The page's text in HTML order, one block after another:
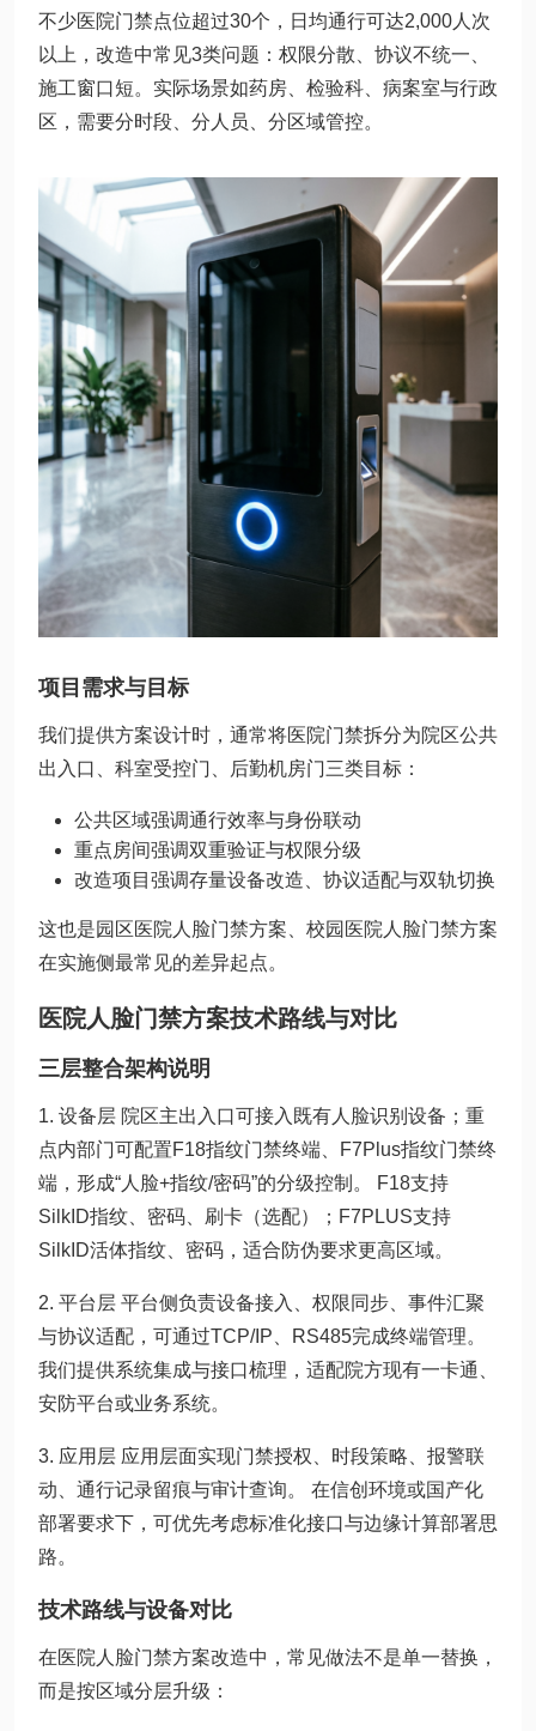
不少医院门禁点位超过30个，日均通行可达2,000人次
以上，改造中常见3类问题：权限分散、协议不统一、
施工窗口短。实际场景如药房、检验科、病案室与行政
区，需要分时段、分人员、分区域管控。
项目需求与目标
我们提供方案设计时，通常将医院门禁拆分为院区公共
出入口、科室受控门、后勤机房门三类目标：
公共区域强调通行效率与身份联动
重点房间强调双重验证与权限分级
改造项目强调存量设备改造、协议适配与双轨切换
这也是园区医院人脸门禁方案、校园医院人脸门禁方案
在实施侧最常见的差异起点。
医院人脸门禁方案技术路线与对比
三层整合架构说明
1. 设备层 院区主出入口可接入既有人脸识别设备；重
点内部门可配置F18指纹门禁终端、F7Plus指纹门禁终
端，形成“人脸+指纹/密码”的分级控制。 F18支持
SilkID指纹、密码、刷卡（选配）；F7PLUS支持
SilkID活体指纹、密码，适合防伪要求更高区域。
2. 平台层 平台侧负责设备接入、权限同步、事件汇聚
与协议适配，可通过TCP/IP、RS485完成终端管理。
我们提供系统集成与接口梳理，适配院方现有一卡通、
安防平台或业务系统。
3. 应用层 应用层面实现门禁授权、时段策略、报警联
动、通行记录留痕与审计查询。 在信创环境或国产化
部署要求下，可优先考虑标准化接口与边缘计算部署思
路。
技术路线与设备对比
在医院人脸门禁方案改造中，常见做法不是单一替换，
而是按区域分层升级：